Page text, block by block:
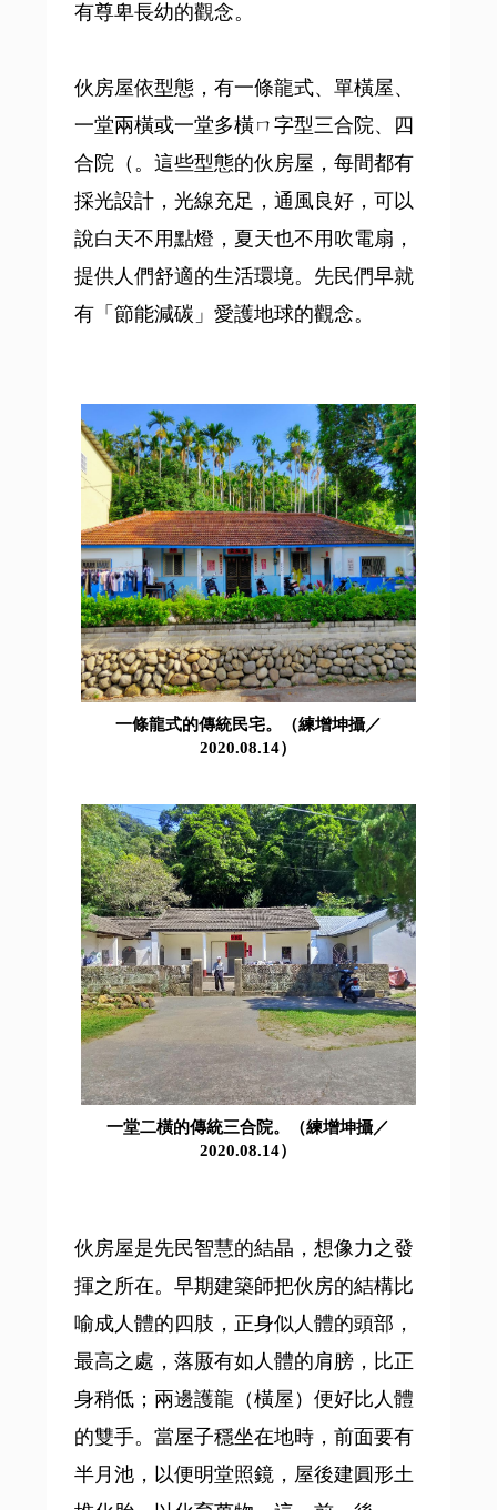
有尊卑長幼的觀念。
伙房屋依型態，有一條龍式、單橫屋、
一堂兩橫或一堂多橫ㄇ字型三合院、四
合院（。這些型態的伙房屋，每間都有
採光設計，光線充足，通風良好，可以
說白天不用點燈，夏天也不用吹電扇，
提供人們舒適的生活環境。先民們早就
有「節能減碳」愛護地球的觀念。
一條龍式的傳統民宅。（練增坤攝／
2020.08.14）
一堂二橫的傳統三合院。（練增坤攝／
2020.08.14）
伙房屋是先民智慧的結晶，想像力之發
揮之所在。早期建築師把伙房的結構比
喻成人體的四肢，正身似人體的頭部，
最高之處，落厫有如人體的肩膀，比正
身稍低；兩邊護龍（橫屋）便好比人體
的雙手。當屋子穩坐在地時，前面要有
半月池，以便明堂照鏡，屋後建圓形土